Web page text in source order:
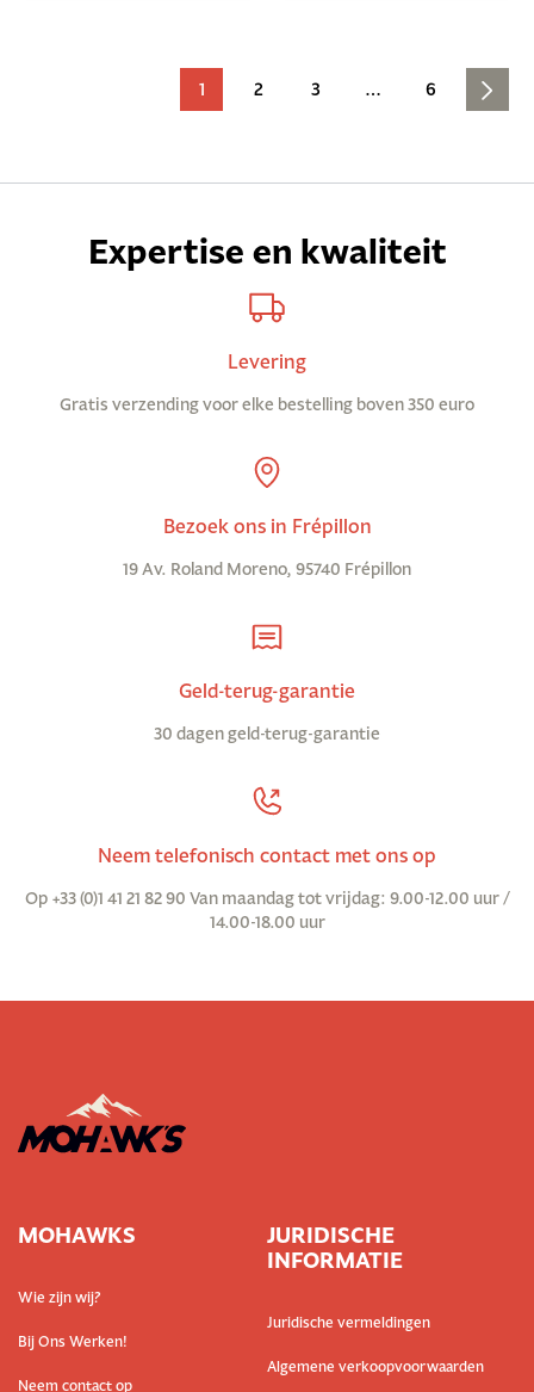
1 2 3 … 6
Expertise en kwaliteit
Levering
Gratis verzending voor elke bestelling boven 350 euro
Bezoek ons in Frépillon
19 Av. Roland Moreno, 95740 Frépillon
Geld-terug-garantie
30 dagen geld-terug-garantie
Neem telefonisch contact met ons op
Op +33 (0)1 41 21 82 90 Van maandag tot vrijdag: 9.00-12.00 uur /
14.00-18.00 uur
MOHAWKS
Wie zijn wij?
Bij Ons Werken!
Neem contact op
JURIDISCHE
INFORMATIE
Juridische vermeldingen
Algemene verkoopvoorwaarden